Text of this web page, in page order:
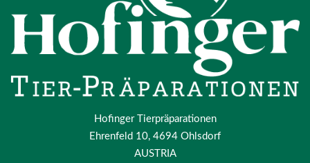
Hofinger Tierpräparationen
Ehrenfeld 10, 4694 Ohlsdorf
AUSTRIA